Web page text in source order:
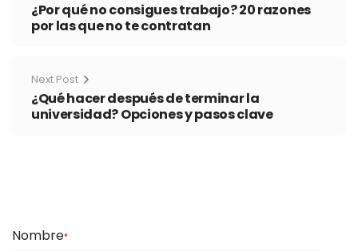
¿Por qué no consigues trabajo? 20 razones
por las que no te contratan
Next Post
¿Qué hacer después de terminar la
universidad? Opciones y pasos clave
Nombre*